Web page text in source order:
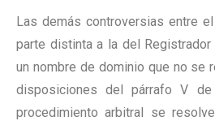
Las demás controversias entre
parte distinta a la del
un nombre de dominio que no se
disposiciones del párrafo V
procedimiento arbitral se